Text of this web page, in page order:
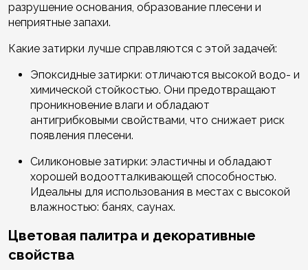
разрушение основания, образование плесени и
неприятные запахи.
Какие затирки лучше справляются с этой задачей:
Эпоксидные затирки: отличаются высокой водо- и
химической стойкостью. Они предотвращают
проникновение влаги и обладают
антигрибковыми свойствами, что снижает риск
появления плесени.
Силиконовые затирки: эластичны и обладают
хорошей водоотталкивающей способностью.
Идеальны для использования в местах с высокой
влажностью: банях, саунах.
Цветовая палитра и декоративные
свойства